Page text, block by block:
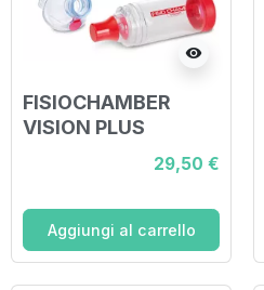
visibility
FISIOCHAMBER
VISION PLUS
INALAZIONE CON
MASCHERA
PERIATRICA
29,50 €
Aggiungi al carrello